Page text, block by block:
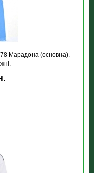
Марадона (основна).